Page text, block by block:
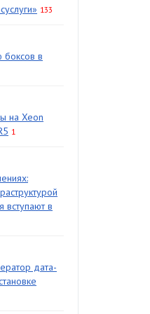
133
в
на Xeon
1
вступают в
дата-